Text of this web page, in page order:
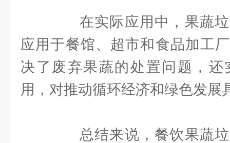
在实际应用中，果蔬垃
应用于餐馆、超市和食品加工
决了废弃果蔬的处置问题，
用，对推动循环经济和绿色发展
总结来说，餐饮果蔬垃